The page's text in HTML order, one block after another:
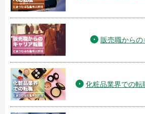
販売職から
化粧品業界での転